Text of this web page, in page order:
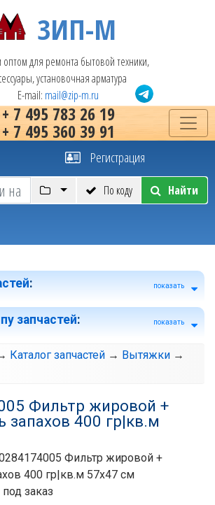
ЗИП-М
оптом для ремонта бытовой техники,
установочная арматура
E-mail: mail@zip-m.ru
+ 7 495 783 26 19
+ 7 495 360 39 91
Регистрация
По коду Найти
: показать
запчастей: показать
Каталог запчастей → Вытяжки →
Фильтр жировой +
запахов 400 гр|кв.м
Фильтр жировой +
400 гр|кв.м 57x47 см
под заказ